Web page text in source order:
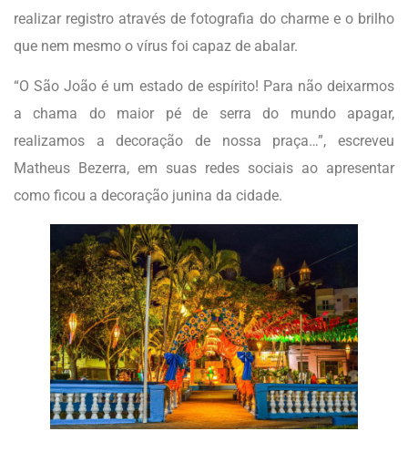
realizar registro através de fotografia do charme e o brilho
que nem mesmo o vírus foi capaz de abalar.
“O São João é um estado de espírito! Para não deixarmos
a chama do maior pé de serra do mundo apagar,
realizamos a decoração de nossa praça…”, escreveu
Matheus Bezerra, em suas redes sociais ao apresentar
como ficou a decoração junina da cidade.